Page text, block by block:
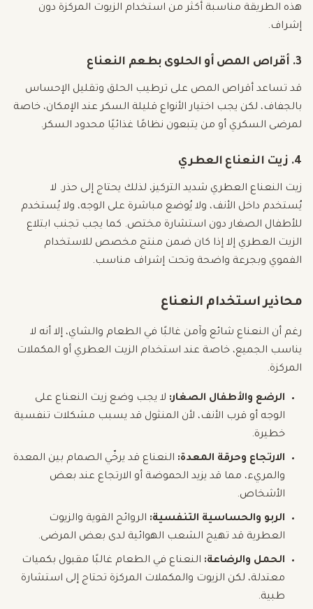
هذه الطريقة مناسبة أكثر من استخدام الزيوت المركزة دون
إشراف.
3. أقراص المص أو الحلوى بطعم النعناع
قد تساعد أقراص المص على ترطيب الحلق وتقليل الإحساس
بالجفاف، لكن يجب اختيار الأنواع قليلة السكر عند الإمكان، خاصة
لمرضى السكري أو من يتبعون نظامًا غذائيًا محدود السكر.
4. زيت النعناع العطري
زيت النعناع العطري شديد التركيز، لذلك يحتاج إلى حذر. لا
يُستخدم داخل الأنف، ولا يُوضع مباشرة على الوجه، ولا يُستخدم
للأطفال الصغار دون استشارة مختص. كما يجب تجنب ابتلاع
الزيت العطري إلا إذا كان ضمن منتج مخصص للاستخدام
الفموي وبجرعة واضحة وتحت إشراف مناسب.
محاذير استخدام النعناع
رغم أن النعناع شائع وآمن غالبًا في الطعام والشاي، إلا أنه لا
يناسب الجميع، خاصة عند استخدام الزيت العطري أو المكملات
المركزة.
الرضع والأطفال الصغار: لا يجب وضع زيت النعناع على
الوجه أو قرب الأنف، لأن المنثول قد يسبب مشكلات تنفسية
خطيرة.
الارتجاع وحرقة المعدة: النعناع قد يرخّي الصمام بين المعدة
والمريء، مما قد يزيد الحموضة أو الارتجاع عند بعض
الأشخاص.
الربو والحساسية التنفسية: الروائح القوية والزيوت
العطرية قد تهيج الشعب الهوائية لدى بعض المرضى.
الحمل والرضاعة: النعناع في الطعام غالبًا مقبول بكميات
معتدلة، لكن الزيوت والمكملات المركزة تحتاج إلى استشارة
طبية.